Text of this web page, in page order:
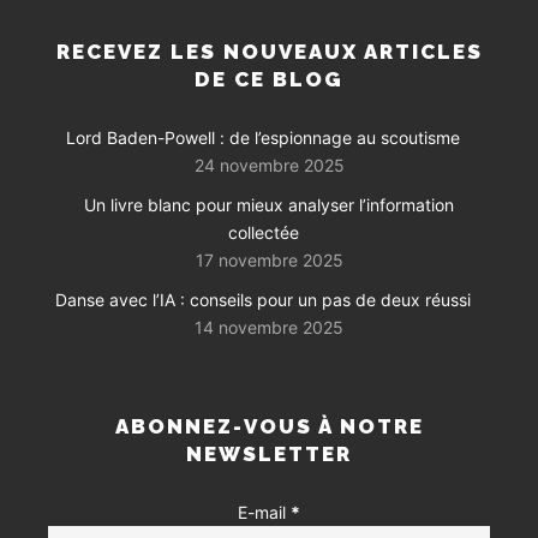
RECEVEZ LES NOUVEAUX ARTICLES
DE CE BLOG
Lord Baden-Powell : de l’espionnage au scoutisme
24 novembre 2025
Un livre blanc pour mieux analyser l’information
collectée
17 novembre 2025
Danse avec l’IA : conseils pour un pas de deux réussi
14 novembre 2025
ABONNEZ-VOUS À NOTRE
NEWSLETTER
E-mail *